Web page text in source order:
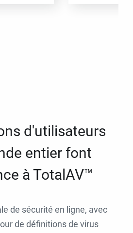
d'utilisateurs
entier font
à TotalAV™
de sécurité en ligne, avec
de définitions de virus